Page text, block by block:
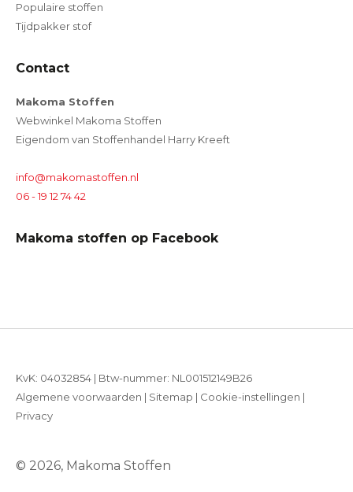
Populaire stoffen
Tijdpakker stof
Contact
Makoma Stoffen
Webwinkel Makoma Stoffen
Eigendom van Stoffenhandel Harry Kreeft
info@makomastoffen.nl
06 - 19 12 74 42
Makoma stoffen op Facebook
© 2026, Makoma Stoffen
KvK: 04032854 | Btw-nummer: NL001512149B26
Algemene voorwaarden | Sitemap | Cookie-instellingen |
Privacy